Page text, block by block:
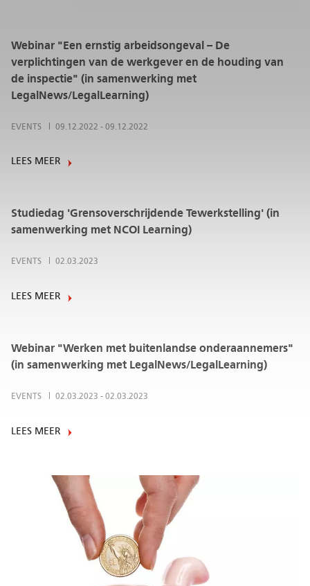
Webinar "Een ernstig arbeidsongeval – De
verplichtingen van de werkgever en de houding van
de inspectie" (in samenwerking met
LegalNews/LegalLearning)
EVENTS 09.12.2022 - 09.12.2022
LEES MEER
Studiedag 'Grensoverschrijdende Tewerkstelling' (in
samenwerking met NCOI Learning)
EVENTS 02.03.2023
LEES MEER
Webinar "Werken met buitenlandse onderaannemers"
(in samenwerking met LegalNews/LegalLearning)
EVENTS 02.03.2023 - 02.03.2023
LEES MEER